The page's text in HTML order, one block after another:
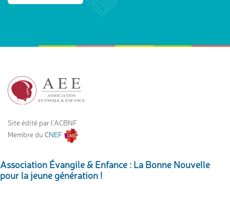
Site édité par l'ACBNF
Membre du CNEF
Association Évangile & Enfance : La Bonne Nouvelle
pour la jeune génération !